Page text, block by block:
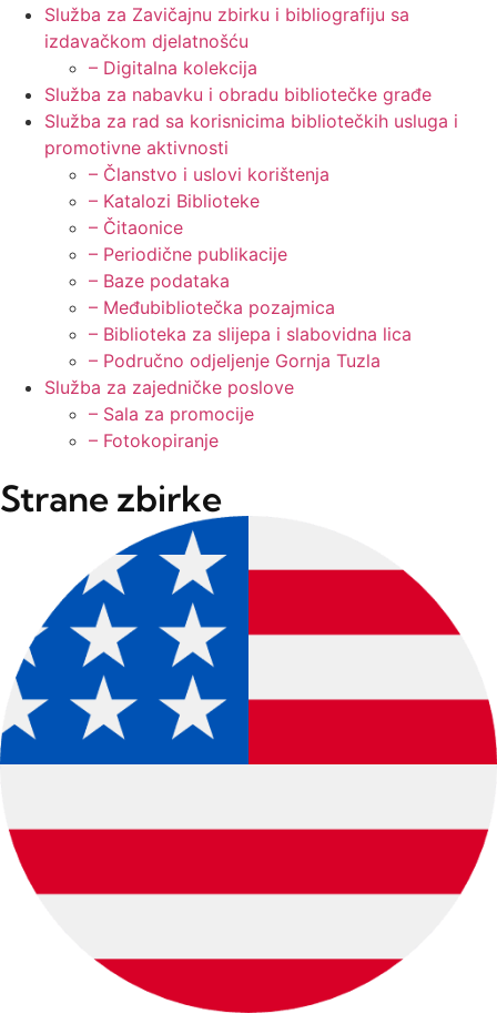
Služba za Zavičajnu zbirku i bibliografiju sa
izdavačkom djelatnošću
– Digitalna kolekcija
Služba za nabavku i obradu bibliotečke građe
Služba za rad sa korisnicima bibliotečkih usluga i
promotivne aktivnosti
– Članstvo i uslovi korištenja
– Katalozi Biblioteke
– Čitaonice
– Periodične publikacije
– Baze podataka
– Međubibliotečka pozajmica
– Biblioteka za slijepa i slabovidna lica
– Područno odjeljenje Gornja Tuzla
Služba za zajedničke poslove
– Sala za promocije
– Fotokopiranje
Strane zbirke